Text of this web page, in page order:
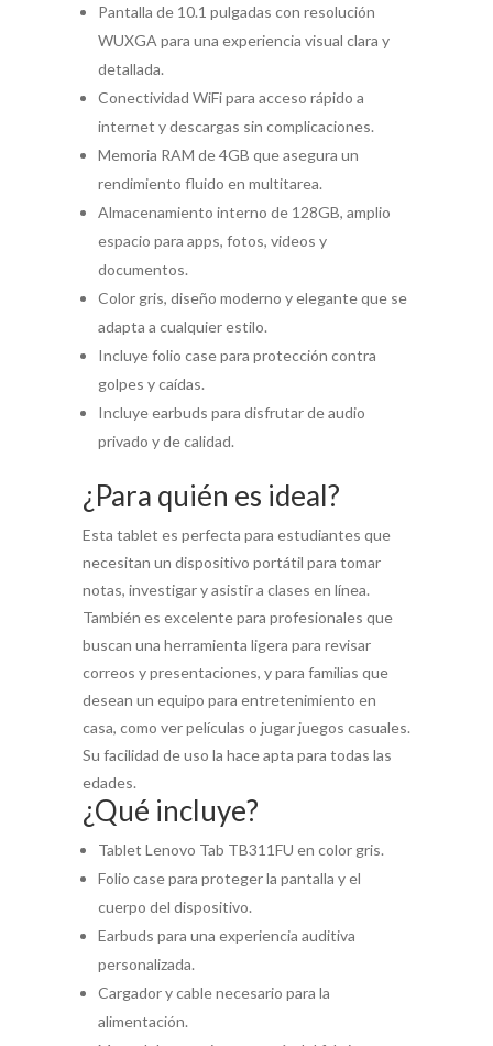
Pantalla de 10.1 pulgadas con resolución
WUXGA para una experiencia visual clara y
detallada.
Conectividad WiFi para acceso rápido a
internet y descargas sin complicaciones.
Memoria RAM de 4GB que asegura un
rendimiento fluido en multitarea.
Almacenamiento interno de 128GB, amplio
espacio para apps, fotos, videos y
documentos.
Color gris, diseño moderno y elegante que se
adapta a cualquier estilo.
Incluye folio case para protección contra
golpes y caídas.
Incluye earbuds para disfrutar de audio
privado y de calidad.
¿Para quién es ideal?
Esta tablet es perfecta para estudiantes que
necesitan un dispositivo portátil para tomar
notas, investigar y asistir a clases en línea.
También es excelente para profesionales que
buscan una herramienta ligera para revisar
correos y presentaciones, y para familias que
desean un equipo para entretenimiento en
casa, como ver películas o jugar juegos casuales.
Su facilidad de uso la hace apta para todas las
edades.
¿Qué incluye?
Tablet Lenovo Tab TB311FU en color gris.
Folio case para proteger la pantalla y el
cuerpo del dispositivo.
Earbuds para una experiencia auditiva
personalizada.
Cargador y cable necesario para la
alimentación.